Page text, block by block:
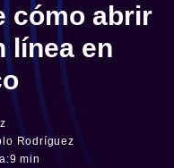
cómo abrir
línea en
Rodríguez
9 min